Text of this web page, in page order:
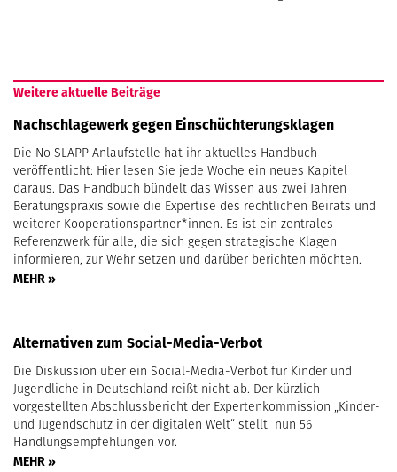
Weitere aktuelle Beiträge
Nachschlagewerk gegen Einschüchterungsklagen
Die No SLAPP Anlaufstelle hat ihr aktuelles Handbuch
veröffentlicht: Hier lesen Sie jede Woche ein neues Kapitel
daraus. Das Handbuch bündelt das Wissen aus zwei Jahren
Beratungspraxis sowie die Expertise des rechtlichen Beirats und
weiterer Kooperationspartner*innen. Es ist ein zentrales
Referenzwerk für alle, die sich gegen strategische Klagen
informieren, zur Wehr setzen und darüber berichten möchten.
MEHR »
Alternativen zum Social-Media-Verbot
Die Diskussion über ein Social-Media-Verbot für Kinder und
Jugendliche in Deutschland reißt nicht ab. Der kürzlich
vorgestellten Abschlussbericht der Expertenkommission „Kinder-
und Jugendschutz in der digitalen Welt“ stellt nun 56
Handlungsempfehlungen vor.
MEHR »